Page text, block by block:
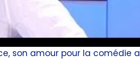
son amour pour la comédie a